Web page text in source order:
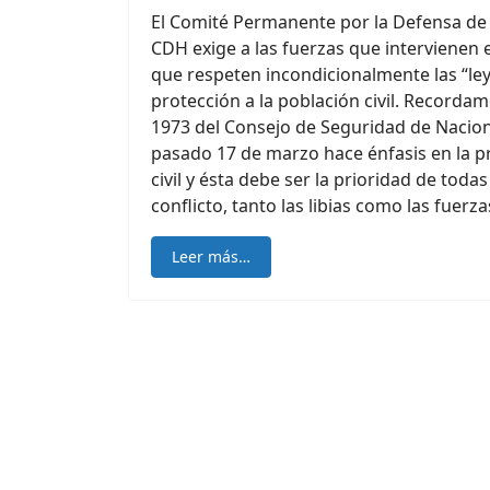
El Comité Permanente por la Defensa
CDH exige a las fuerzas que intervienen
que respeten incondicionalmente las
protección a la población civil.
1973 del Consejo de Seguridad de
pasado 17 de marzo hace énfasis en la
civil y ésta debe ser la prioridad de
conflicto, tanto las libias como las
Leer más…